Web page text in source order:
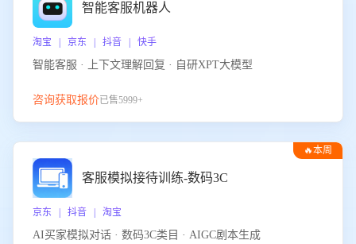
智能客服机器人
淘宝 | 京东 | 抖音 | 快手
智能客服 · 上下文理解回复 · 自研XPT大模型
咨询获取报价已售5999+
🔥本周
客服模拟接待训练-数码3C
京东 | 抖音 | 淘宝
AI买家模拟对话 · 数码3C类目 · AIGC剧本生成